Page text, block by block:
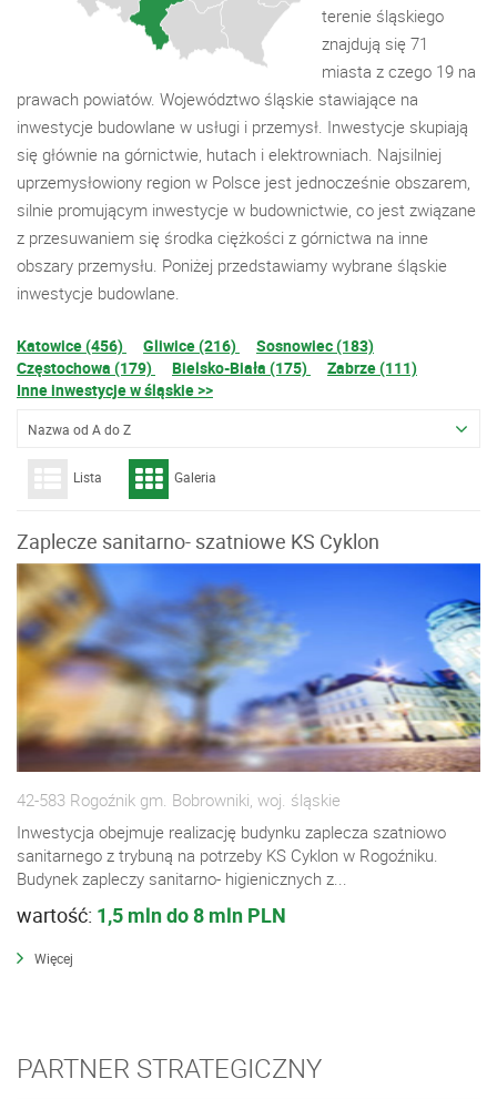
terenie śląskiego
znajdują się 71
miasta z czego 19 na
prawach powiatów. Województwo śląskie stawiające na
inwestycje budowlane w usługi i przemysł. Inwestycje skupiają
się głównie na górnictwie, hutach i elektrowniach. Najsilniej
uprzemysłowiony region w Polsce jest jednocześnie obszarem,
silnie promującym inwestycje w budownictwie, co jest związane
z przesuwaniem się środka ciężkości z górnictwa na inne
obszary przemysłu. Poniżej przedstawiamy wybrane śląskie
inwestycje budowlane.
Katowice (456) Gliwice (216)
Sosnowiec (183)
Częstochowa (179)
Bielsko-Biała (175)
Zabrze (111)
Inne inwestycje w śląskie >>
Nazwa od A do Z
Lista Galeria
Zaplecze sanitarno- szatniowe KS Cyklon
42-583 Rogoźnik gm. Bobrowniki, woj. śląskie
Inwestycja obejmuje realizację budynku zaplecza szatniowo
sanitarnego z trybuną na potrzeby KS Cyklon w Rogoźniku.
Budynek zapleczy sanitarno- higienicznych z...
wartość: 1,5 mln do 8 mln PLN
Więcej
PARTNER STRATEGICZNY